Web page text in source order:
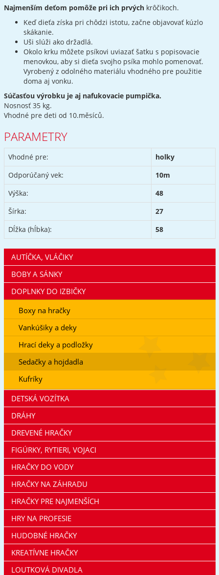
Najmenším deťom pomôže pri ich prvýchkrôčikoch.
Keď dieťa získa pri chôdzi istotu, začne objavovať kúzlo
skákanie.
Uši slúži ako držadlá.
Okolo krku môžete psíkovi uviazať šatku s popisovacie
menovkou, aby si dieťa svojho psíka mohlo pomenovať.
Vyrobený z odolného materiálu vhodného pre použitie
doma aj vonku.
Súčasťou výrobku je aj nafukovacie pumpička.
Nosnosť 35 kg.
Vhodné pre deti od 10.měsíců.
PARAMETRY
Vhodné pre:
holky
Odporúčaný vek:
10m
Výška:
48
Šírka:
27
Dĺžka (hĺbka):
58
AUTÍČKA, VLÁČIKY
BOBY A SÁNKY
DOPLNKY DO IZBIČKY
Boxy na hračky
Vankúšiky a deky
Hrací deky a podložky
Sedačky a hojdadla
Kufríky
DETSKÁ VOZÍTKA
DRÁHY
DREVENÉ HRAČKY
FIGÚRKY, RYTIERI, VOJACI
HRAČKY DO VODY
HRAČKY NA ZÁHRADU
HRAČKY PRE NAJMENŠÍCH
HRY NA PROFESIE
HUDOBNÉ HRAČKY
KREATÍVNE HRAČKY
LOUTKOVÁ DIVADLA